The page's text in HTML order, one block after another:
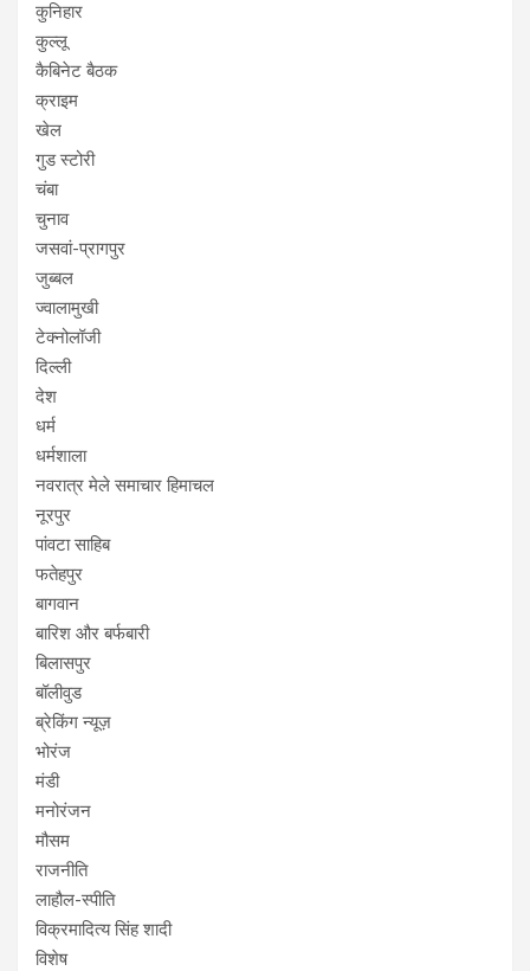
कुनिहार
कुल्लू
कैबिनेट बैठक
क्राइम
खेल
गुड स्टोरी
चंबा
चुनाव
जसवां-प्रागपुर
जुब्बल
ज्वालामुखी
टेक्नोलॉजी
दिल्ली
देश
धर्म
धर्मशाला
नवरात्र मेले समाचार हिमाचल
नूरपुर
पांवटा साहिब
फतेहपुर
बागवान
बारिश और बर्फबारी
बिलासपुर
बॉलीवुड
ब्रेकिंग न्यूज़
भोरंज
मंडी
मनोरंजन
मौसम
राजनीति
लाहौल-स्पीति
विक्रमादित्य सिंह शादी
विशेष